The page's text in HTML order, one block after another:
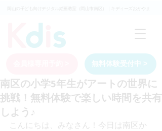
岡山の子ども向けデジタル絵画教室（岡山市南区）｜キディーズおかやま
無料体験受付中 >
南区の小学5年生がアートの世界に
挑戦！無料体験で楽しい時間を共有
しよう♪
こんにちは、みなさん！今日は南区か